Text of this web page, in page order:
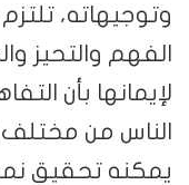
وتوجيهاته،
الفهم والتحيز
لإيمانها بأن
الناس من مختلف
يمكنه تحقيق